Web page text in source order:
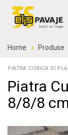
Home Produse
PIATRA CUBICA SI
Piatra
8/8/8